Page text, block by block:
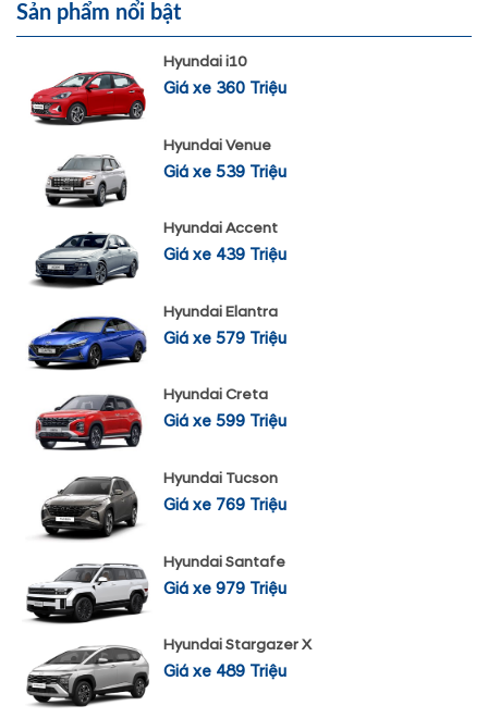
Sản phẩm nổi bật
Hyundai i10
Giá xe 360 Triệu
Hyundai Venue
Giá xe 539 Triệu
Hyundai Accent
Giá xe 439 Triệu
Hyundai Elantra
Giá xe 579 Triệu
Hyundai Creta
Giá xe 599 Triệu
Hyundai Tucson
Giá xe 769 Triệu
Hyundai Santafe
Giá xe 979 Triệu
Hyundai Stargazer X
Giá xe 489 Triệu